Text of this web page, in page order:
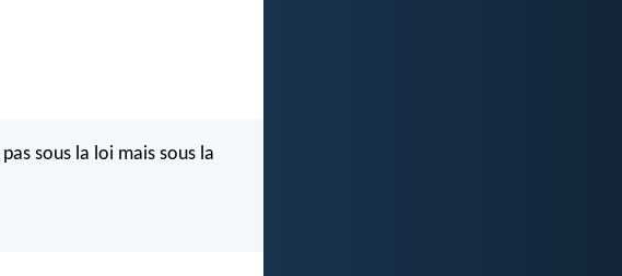
sous la loi mais sous la